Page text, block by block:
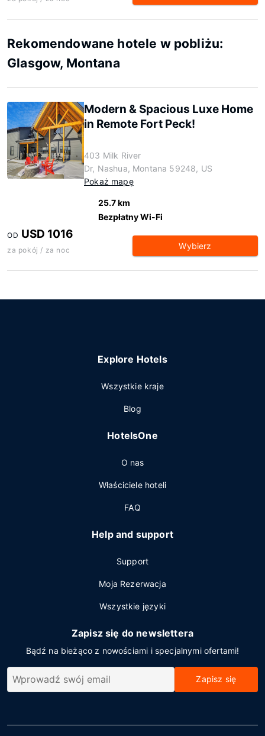
Rekomendowane hotele w pobliżu:
Glasgow, Montana
Modern & Spacious Luxe Home
in Remote Fort Peck!
403 Milk River
Dr, Nashua, Montana 59248, US
Pokaż mapę
25.7 km
Bezpłatny Wi-Fi
OD USD 1016
za pokój / za noc Wybierz
Explore Hotels
Wszystkie kraje
Blog
HotelsOne
O nas
Właściciele hoteli
FAQ
Help and support
Support
Moja Rezerwacja
Wszystkie języki
Zapisz się do newslettera
Bądź na bieżąco z nowościami i specjalnymi ofertami!
Zapisz się